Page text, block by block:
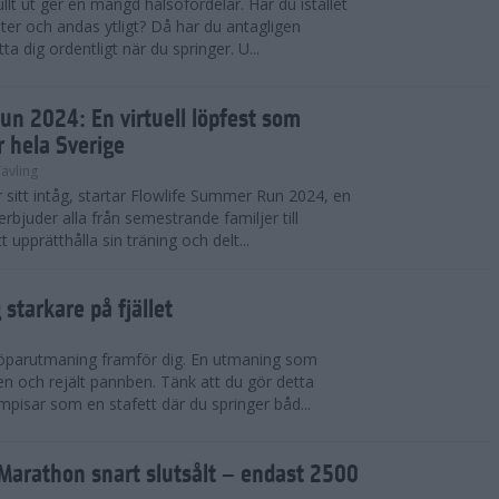
ut ger en mängd hälsofördelar. Har du istället
och andas ytligt? Då har du antagligen
dig ordentligt när du springer. U...
2024: En virtuell löpfest som
hela Sverige
intåg, startar Flowlife Summer Run 2024, en
alla från semestrande familjer till
upprätthålla sin träning och delt...
starkare på fjället
framför dig. En utmaning som
och rejält pannben. Tänk att du gör detta
som en stafett där du springer båd...
snart slutsålt – endast 2500